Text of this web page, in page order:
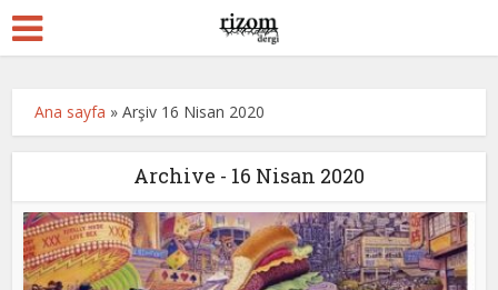
Ana sayfa »Arşiv 16 Nisan 2020
Archive - 16 Nisan 2020